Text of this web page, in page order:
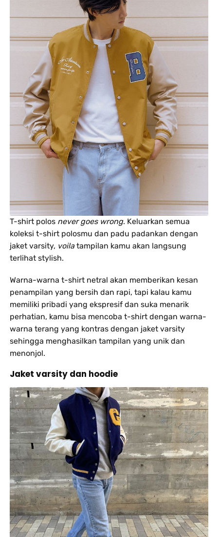
T-shirt polos never goes wrong. Keluarkan semua
koleksi t-shirt polosmu dan padu padankan dengan
jaket varsity, voilatampilan kamu akan langsung
terlihat stylish.
Warna-warna t-shirt netral akan memberikan kesan
penampilan yang bersih dan rapi, tapi kalau kamu
memiliki pribadi yang ekspresif dan suka menarik
perhatian, kamu bisa mencoba t-shirt dengan warna-
warna terang yang kontras dengan jaket varsity
sehingga menghasilkan tampilan yang unik dan
menonjol.
Jaket varsity dan hoodie